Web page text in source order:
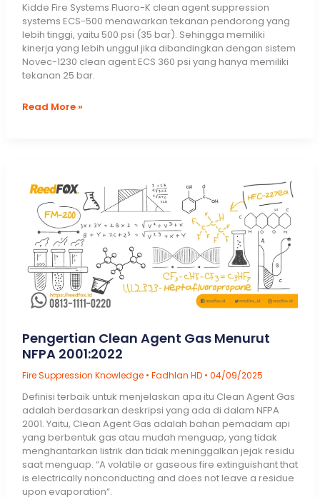
Kidde Fire Systems Fluoro-K clean agent suppression
systems ECS-500 menawarkan tekanan pendorong yang
lebih tinggi, yaitu 500 psi (35 bar). Sehingga memiliki
kinerja yang lebih unggul jika dibandingkan dengan sistem
Novec-1230 clean agent ECS 360 psi yang hanya memiliki
tekanan 25 bar.
Fluoro-
Read More »
Pengertian Clean Agent Gas Menurut
NFPA 2001:2022
Fire Suppression Knowledge• Fadhlan HD • 04/09/2025
Definisi terbaik untuk menjelaskan apa itu Clean Agent Gas
adalah berdasarkan deskripsi yang ada di dalam NFPA
2001. Yaitu, Clean Agent Gas adalah bahan pemadam api
yang berbentuk gas atau mudah menguap, yang tidak
menghantarkan listrik dan tidak meninggalkan jejak residu
saat menguap. “A volatile or gaseous fire extinguishant that
is electrically nonconducting and does not leave a residue
upon evaporation“.